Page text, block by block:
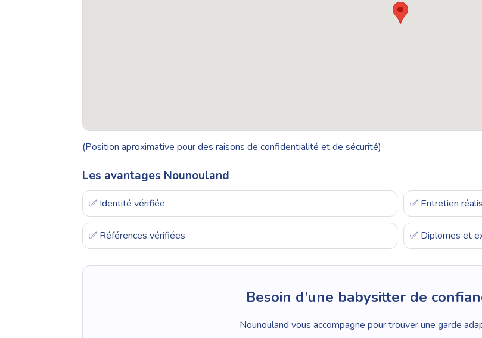
(Position aproximative pour des raisons de confidentialité et de sécurité)
Les avantages Nounouland
✅ Identité vérifiée ✅ Entretien
✅ Références vérifiées ✅ Diplomes et
Besoin d’une babysitter de
Nounouland vous accompagne pour trouver une garde